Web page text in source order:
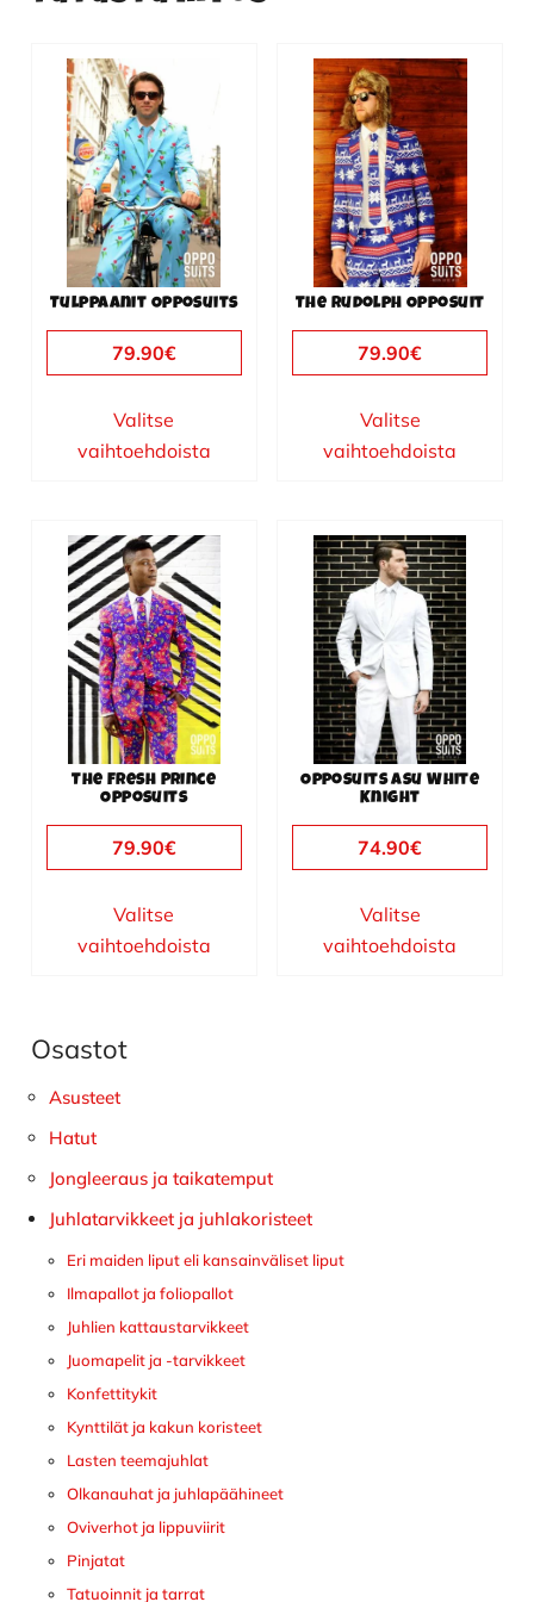
Tulppaanit Opposuits
79.90€
Valitse
vaihtoehdoista
Tällä
tuotteella
useampi
muunnelma.
Voit
tehdä
valinnat
The Rudolph Opposuit
79.90€
Valitse
vaihtoehdoista
Tällä
tuotteella
useampi
muunnelma.
Voit
tehdä
valinnat
The Fresh Prince
Opposuits
79.90€
Valitse
vaihtoehdoista
Tällä
tuotteella
useampi
muunnelma.
Voit
tehdä
valinnat
tuotteen
sivulla.
Opposuits asu White
Knight
74.90€
Valitse
vaihtoehdoista
Tällä
tuotteella
useampi
muunnelma.
Voit
tehdä
valinnat
tuotteen
sivulla.
Ensisijainen
sivupalkki
Osastot
Asusteet
Hatut
Jongleeraus ja taikatemput
Juhlatarvikkeet ja juhlakoristeet
Eri maiden liput eli kansainväliset liput
Ilmapallot ja foliopallot
Juhlien kattaustarvikkeet
Juomapelit ja -tarvikkeet
Konfettitykit
Kynttilät ja kakun koristeet
Lasten teemajuhlat
Olkanauhat ja juhlapäähineet
Oviverhot ja lippuviirit
Pinjatat
Tatuoinnit ja tarrat